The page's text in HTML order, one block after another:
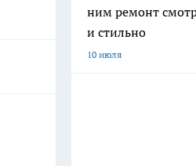
ним ремонт
и стильно
10 июля